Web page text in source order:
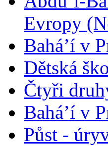
Evropy
Bahá’í v
Dětská
Čtyři
Bahá’í v
Půst -